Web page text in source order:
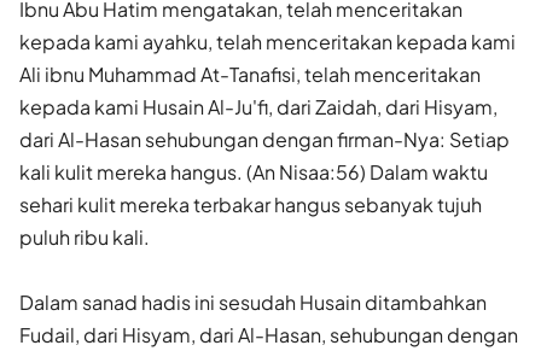
Ibnu Abu Hatim mengatakan, telah menceritakan
kepada kami ayahku, telah menceritakan kepada kami
Ali ibnu Muhammad At-Tanafisi, telah menceritakan
kepada kami Husain Al-Ju'fi, dari Zaidah, dari Hisyam,
dari Al-Hasan sehubungan dengan firman-Nya: Setiap
kali kulit mereka hangus. (An Nisaa:56) Dalam waktu
sehari kulit mereka terbakar hangus sebanyak tujuh
puluh ribu kali.
Dalam sanad hadis ini sesudah Husain ditambahkan
Fudail, dari Hisyam, dari Al-Hasan, sehubungan dengan